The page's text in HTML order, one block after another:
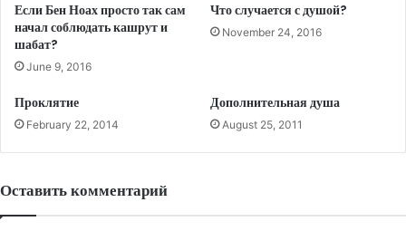
Если Бен Ноах просто так сам
начал соблюдать кашрут и
шабат?
June 9, 2016
Что случается с душой?
November 24, 2016
Проклятие
February 22, 2014
Дополнительная душа
August 25, 2011
Оставить комментарий